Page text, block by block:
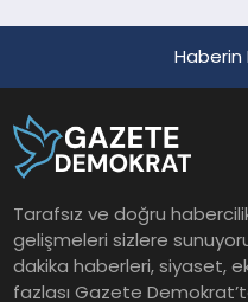
Haberin
Tarafsız ve doğru
gelişmeleri sizlere
dakika haberleri, siyaset,
fazlası Gazete